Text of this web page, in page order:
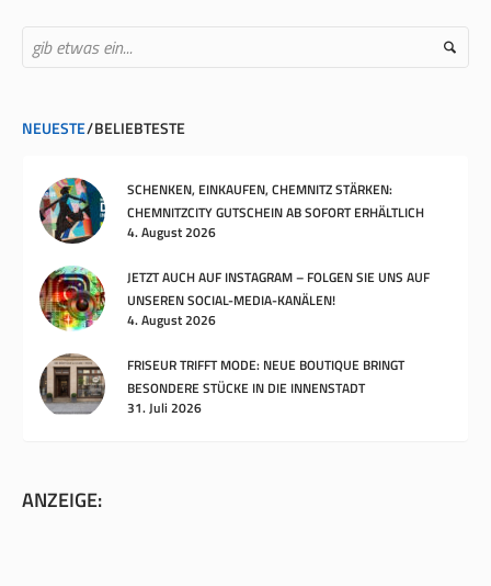
NEUESTE BELIEBTESTE
SCHENKEN, EINKAUFEN, CHEMNITZ STÄRKEN:
CHEMNITZCITY GUTSCHEIN AB SOFORT ERHÄLTLICH
4. August 2026
JETZT AUCH AUF INSTAGRAM – FOLGEN SIE UNS AUF
UNSEREN SOCIAL-MEDIA-KANÄLEN!
4. August 2026
FRISEUR TRIFFT MODE: NEUE BOUTIQUE BRINGT
BESONDERE STÜCKE IN DIE INNENSTADT
31. Juli 2026
ANZEIGE: